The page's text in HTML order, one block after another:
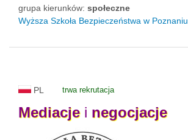
grupa kierunków: społeczne
Wyższa Szkoła Bezpieczeństwa w Poznaniu
PL trwa rekrutacja
Mediacjei negocjacje